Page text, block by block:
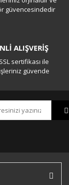
güvencesindedir
ALIŞVERİŞ
sertifikası ile
güvende